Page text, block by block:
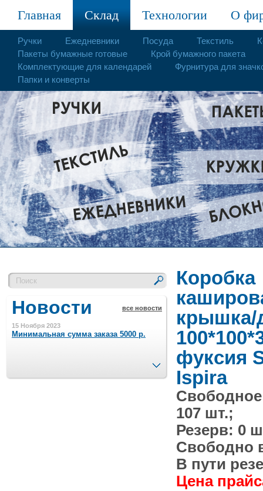
Главная Склад Технологии О
Ручки Ежедневники Посуда Текстиль
Пакеты бумажные готовые
Крой бумажного пакета
Комплектующие для календарей
Фурнитура для
Папки и конверты
Новости все новости
15 Ноября 2023
Минимальная сумма заказа 5000 р.
Шляпные коробочки производим
След.
Коробка
крышка/
фуксия
Ispira
107 шт.;
Резерв: 0
Свободно
В пути
Цена